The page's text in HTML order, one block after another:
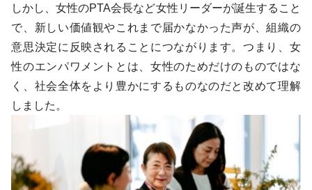
しかし、女性のPTA会長など女性リーダーが誕生すること
で、新しい価値観やこれまで届かなかった声が、組織の
意思決定に反映されることにつながります。つまり、女
性のエンパワメントとは、女性のためだけのものではな
く、社会全体をより豊かにするものなのだと改めて理解
しました。